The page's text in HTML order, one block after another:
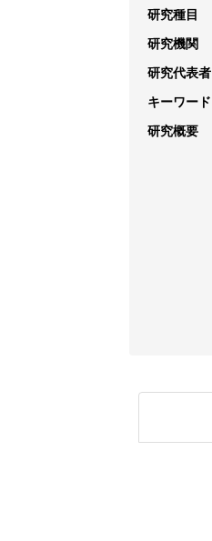
研究種目
研究機関
研究代表者
キーワード
研究概要